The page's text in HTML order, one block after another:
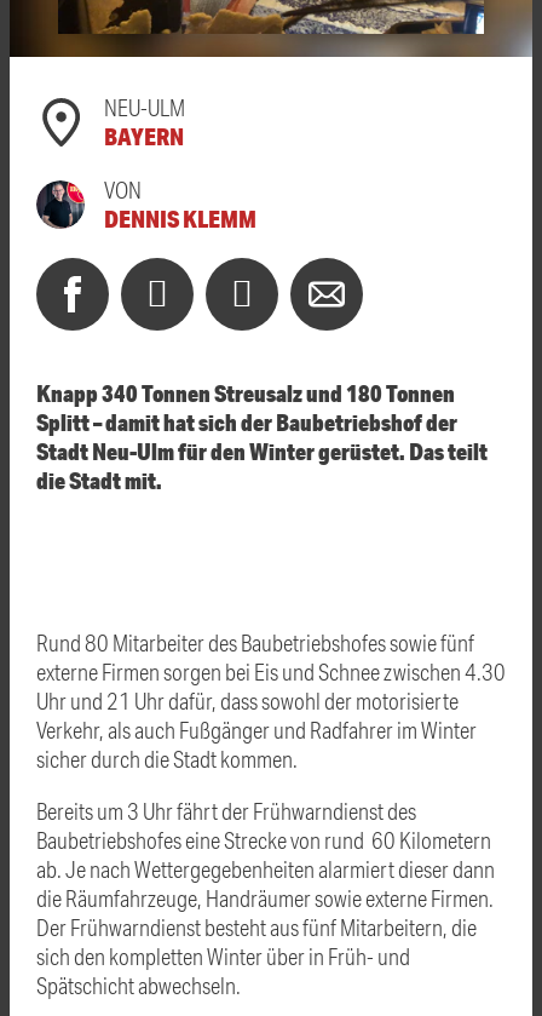
NEU-ULM
BAYERN
VON
DENNIS KLEMM
Knapp 340 Tonnen Streusalz und 180 Tonnen
Splitt – damit hat sich der Baubetriebshof der
Stadt Neu-Ulm für den Winter gerüstet. Das teilt
die Stadt mit.
Rund 80 Mitarbeiter des Baubetriebshofes sowie fünf
externe Firmen sorgen bei Eis und Schnee zwischen 4.30
Uhr und 21 Uhr dafür, dass sowohl der motorisierte
Verkehr, als auch Fußgänger und Radfahrer im Winter
sicher durch die Stadt kommen.
Bereits um 3 Uhr fährt der Frühwarndienst des
Baubetriebshofes eine Strecke von rund 60 Kilometern
ab. Je nach Wettergegebenheiten alarmiert dieser dann
die Räumfahrzeuge, Handräumer sowie externe Firmen.
Der Frühwarndienst besteht aus fünf Mitarbeitern, die
sich den kompletten Winter über in Früh- und
Spätschicht abwechseln.